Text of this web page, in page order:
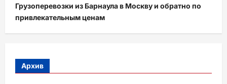
Грузоперевозки из Барнаула в Москву и обратно по
привлекательным ценам
Архив